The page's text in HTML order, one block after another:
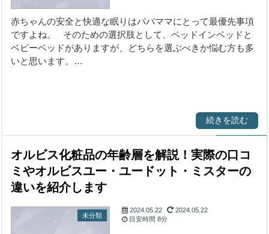
赤ちゃんの安全と快適な眠りはパパママにとって最優先事項
ですよね。 そのための選択肢として、ベッドインベッドと
ベビーベッドがありますが、どちらを選ぶべきか悩む方も多
いと思います。…
続きを読む
オルビス化粧品の年齢層を解説！実際の口コ
ミやオルビスユー・ユードット・ミスターの
違いを紹介します
未分類
2024.05.22
2024.05.22
目安時間8分